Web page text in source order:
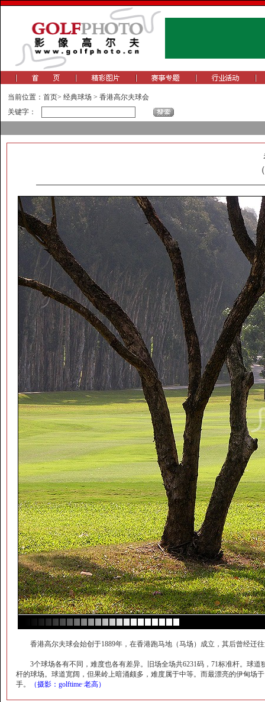
当前位置： 首页> 经典球场 > 香港高尔夫球会
关键字：
香港高尔夫球会始创于1889年，在香港跑马地（马场）成立，其后曾经迁
3个球场各有不同，难度也各有差异。旧场全场共6231码，71标准杆。球道
杆的球场。球道宽阔，但果岭上暗涌颇多，难度属于中等。而最漂亮的伊甸场
手。
（摄影：golftime·老高）